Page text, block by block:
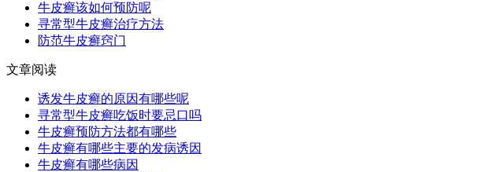
牛皮癣该如何预防呢
寻常型牛皮癣治疗方法
防范牛皮癣窍门
文章阅读
诱发牛皮癣的原因有哪些呢
寻常型牛皮癣吃饭时要忌口吗
牛皮癣预防方法都有哪些
牛皮癣有哪些主要的发病诱因
牛皮癣有哪些病因